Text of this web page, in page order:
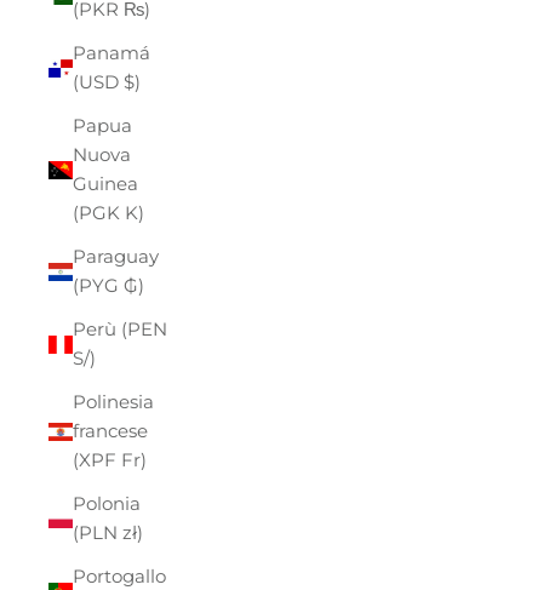
(PKR ₨)
Panamá
(USD $)
Papua
Nuova
Guinea
(PGK K)
Paraguay
(PYG ₲)
Perù (PEN
S/)
Polinesia
francese
(XPF Fr)
Polonia
(PLN zł)
Portogallo